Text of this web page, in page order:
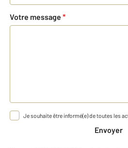
Votre message *
Je souhaite être informé(e) de toutes les
Envoyer